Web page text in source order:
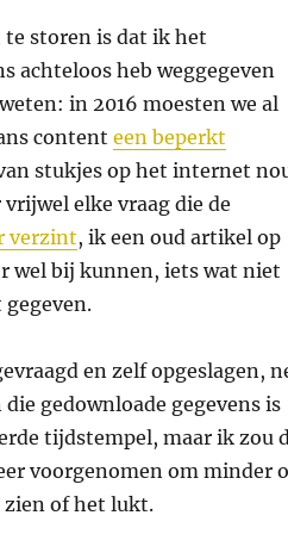
storen is dat ik het
achteloos heb weggegeven
in 2016 moesten we al
content een beperkt
stukjes op het internet
elke vraag die de
verzint, ik een oud artikel op
wel bij kunnen, iets wat niet
en zelf opgeslagen,
gedownloade gegevens is
tijdstempel, maar ik zou
voorgenomen om minder
zien of het lukt.